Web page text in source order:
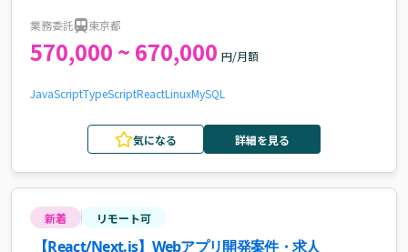
業務委託 東京都
570,000 ~ 670,000 円/月額
JavaScriptTypeScriptReactLinuxMySQL
気になる 詳細を見る
新着 リモート可
【React/Next.js】Webアプリ開発案件・求人